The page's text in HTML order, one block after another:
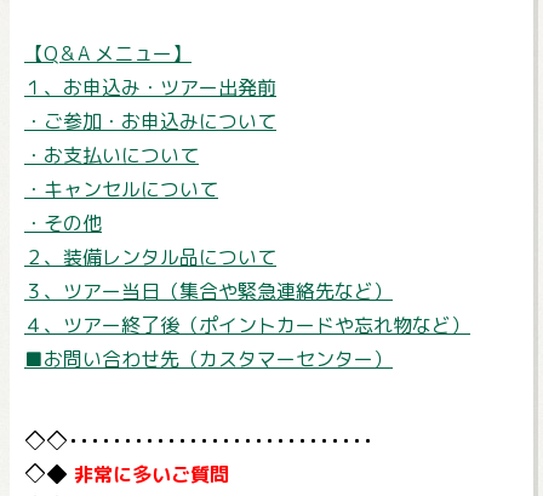
【Q＆A メニュー】
１、お申込み・ツアー出発前
・ご参加・お申込みについて
・お支払いについて
・キャンセルについて
・その他
２、装備レンタル品について
３、ツアー当日（集合や緊急連絡先など）
４、ツアー終了後（ポイントカードや忘れ物など）
■お問い合わせ先（カスタマーセンター）
非常に多いご質問